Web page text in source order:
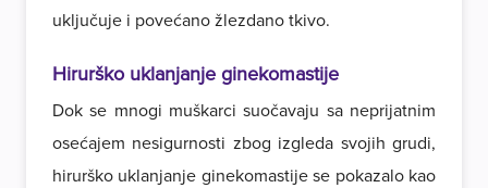
uključuje i povećano žlezdano tkivo.
Hirurško uklanjanje ginekomastije
Dok se mnogi muškarci suočavaju sa neprijatnim
osećajem nesigurnosti zbog izgleda svojih grudi,
hirurško uklanjanje ginekomastije se pokazalo kao